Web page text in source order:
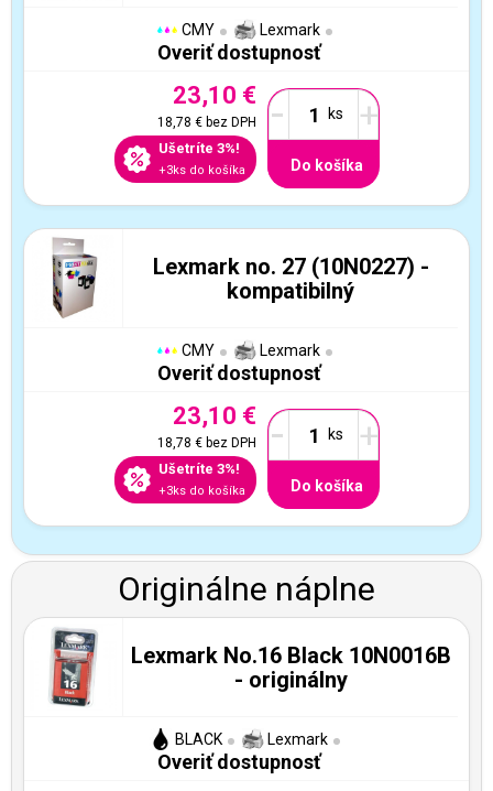
CMY Lexmark
Overiť dostupnosť
23,10 €
18,78 €bez DPH
Ušetríte 3%!
+3ks do košíka
- +
Do košíka
Lexmark no. 27 (10N0227) -
kompatibilný
CMY Lexmark
Overiť dostupnosť
23,10 €
18,78 €bez DPH
Ušetríte 3%!
+3ks do košíka
- +
Do košíka
Originálne náplne
Lexmark No.16 Black 10N0016B
- originálny
BLACK Lexmark
Overiť dostupnosť